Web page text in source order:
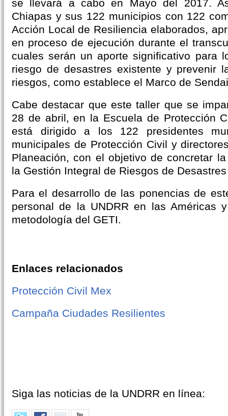
se llevará a cabo en Mayo del 2017.
Chiapas y sus 122 municipios con 122
Acción Local de Resiliencia elaborados,
en proceso de ejecución durante el
cuales serán un aporte significativo para
riesgo de desastres existente y prevenir
riesgos, como establece el Marco de
Cabe destacar que este taller que se
28 de abril, en la Escuela de Protección
está dirigido a los 122 presidentes
municipales de Protección Civil y
Planeación, con el objetivo de concretar
la Gestión Integral de Riesgos de
Para el desarrollo de las ponencias de
personal de la UNDRR en las Américas
metodología del GETI.
Enlaces relacionados
Protección Civil Mex
Campaña Ciudades Resilientes
Siga las noticias de la UNDRR en línea: